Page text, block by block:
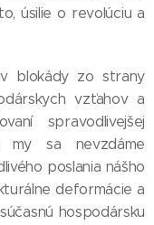
úsilie o revolúciu a
blokády zo strany
vzťahov a
spravodlivejšej
my sa nevzdáme
poslania nášho
deformácie a
hospodársku